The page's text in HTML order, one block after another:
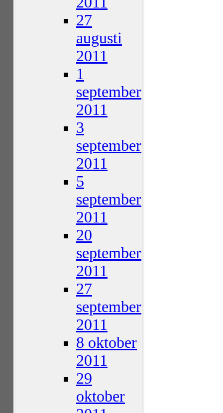
27
augusti
2011
1
september
2011
3
september
2011
5
september
2011
20
september
2011
27
september
2011
8 oktober
2011
29
oktober